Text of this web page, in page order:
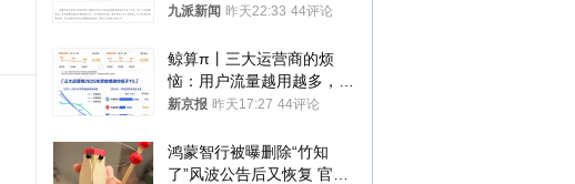
涉嫌非法获取国家秘密罪等
九派新闻 昨天22:33 44评论
鲸算π丨三大运营商的烦
恼：用户流量越用越多，收
入却越来越少
新京报 昨天17:27 44评论
鸿蒙智行被曝删除“竹知
了”风波公告后又恢复 官媒